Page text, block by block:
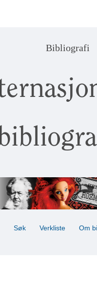
Bibliografi
Søk Verkliste Om